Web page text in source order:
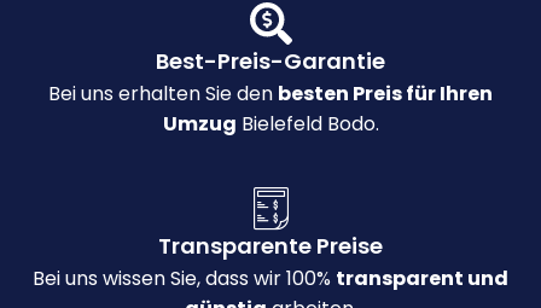
Best-Preis-Garantie
Bei uns erhalten Sie den besten Preis für Ihren
Umzug Bielefeld Bodo.
Transparente Preise
Bei uns wissen Sie, dass wir 100% transparent und